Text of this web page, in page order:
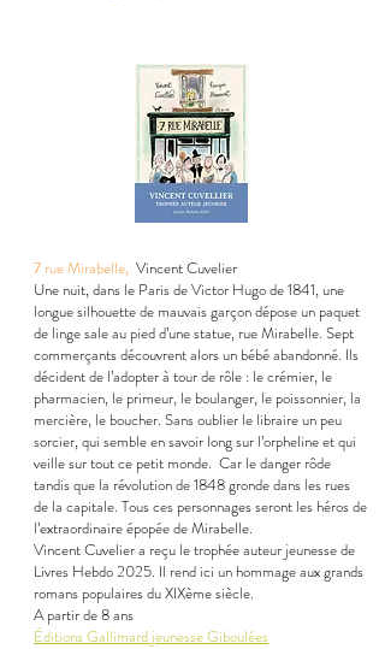
7 rue Mirabelle, Vincent Cuvelier
Une nuit, dans le Paris de Victor Hugo de 1841, une
longue silhouette de mauvais garçon dépose un paquet
de linge sale au pied d’une statue, rue Mirabelle. Sept
commerçants découvrent alors un bébé abandonné. Ils
décident de l’adopter à tour de rôle : le crémier, le
pharmacien, le primeur, le boulanger, le poissonnier, la
mercière, le boucher. Sans oublier le libraire un peu
sorcier, qui semble en savoir long sur l’orpheline et qui
veille sur tout ce petit monde. Car le danger rôde
tandis que la révolution de 1848 gronde dans les rues
de la capitale. Tous ces personnages seront les héros de
l’extraordinaire épopée de Mirabelle.
Vincent Cuvelier a reçu le trophée auteur jeunesse de
Livres Hebdo 2025. Il rend ici un hommage aux grands
romans populaires du XIXème siècle.
A partir de 8 ans
Éditions Gallimard jeunesse Giboulées